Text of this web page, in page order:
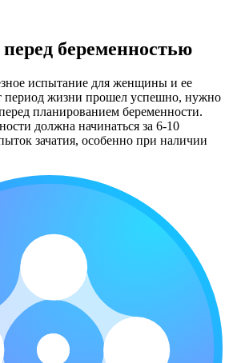
беременностью
испытание для женщины и ее
период жизни прошел успешно, нужно
планированием беременности.
должна начинаться за 6-10
зачатия, особенно при наличии